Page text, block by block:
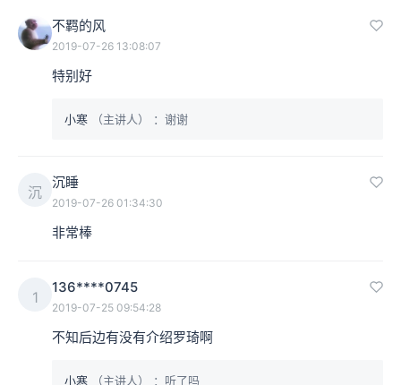
相征：对，著名的《蓝色骨头》。
本集编辑：sy
不羁的风
2019-07-26 13:08:07
特别好
小寒 （主讲人） ：谢谢
沉
沉睡
2019-07-26 01:34:30
非常棒
1
136****0745
2019-07-25 09:54:28
不知后边有没有介绍罗琦啊
小寒 （主讲人）
：听了吗